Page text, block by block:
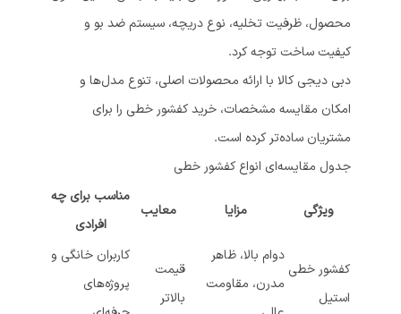
محصول، ظرفیت تخلیه، نوع دریچه، سیستم ضد بو و
کیفیت ساخت توجه کرد.
دبی دیجی کالا با ارائه محصولات اصلی، تنوع مدل‌ها و
امکان مقایسه مشخصات، خرید کفشور خطی را برای
مشتریان ساده‌تر کرده است.
جدول مقایسه‌ای انواع کفشور خطی
ویژگی مزایا معایب
مناسب برای چه
افرادی
کفشور خطی
استیل
دوام بالا، ظاهر
مدرن، مقاومت
قیمت
بالاتر
کاربران خانگی و
پروژه‌های